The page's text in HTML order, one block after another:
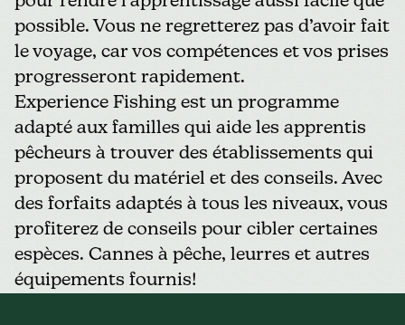
possible. Vous ne regretterez pas d’avoir fait
le voyage, car vos compétences et vos prises
progresseront rapidement.
Experience Fishing est un programme
adapté aux familles qui aide les apprentis
pêcheurs à trouver des établissements qui
proposent du matériel et des conseils. Avec
des forfaits adaptés à tous les niveaux, vous
profiterez de conseils pour cibler certaines
espèces. Cannes à pêche, leurres et autres
équipements fournis!